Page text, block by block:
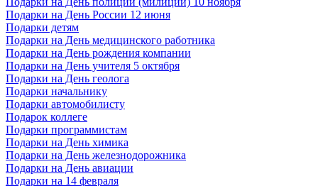
Подарки на День России 12 июня
Подарки детям
Подарки на День медицинского работника
Подарки на День рождения компании
Подарки на День учителя 5 октября
Подарки на День геолога
Подарки начальнику
Подарки автомобилисту
Подарок коллеге
Подарки программистам
Подарки на День химика
Подарки на День железнодорожника
Подарки на День авиации
Подарки на 14 февраля